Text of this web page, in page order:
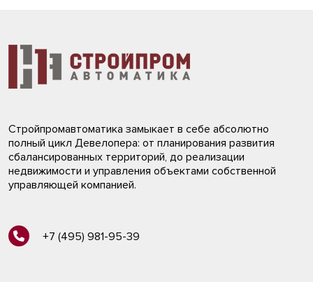
Стройпромавтоматика замыкает в себе абсолютно
полный цикл Девелопера: от планирования развития
сбалансированных территорий, до реализации
недвижимости и управления объектами собственной
управляющей компанией.
+7 (495) 981-95-39